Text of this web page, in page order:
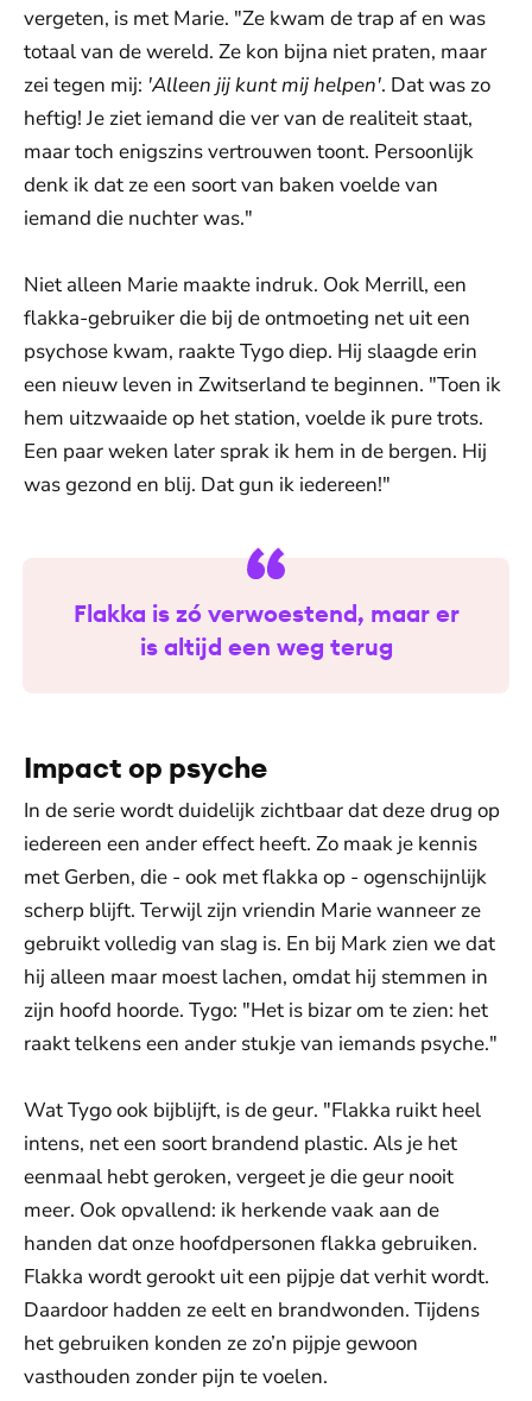
vergeten, is met Marie. "Ze kwam de trap af en was
totaal van de wereld. Ze kon bijna niet praten, maar
zei tegen mij: 'Alleen jij kunt mij helpen'. Dat was zo
heftig! Je ziet iemand die ver van de realiteit staat,
maar toch enigszins vertrouwen toont. Persoonlijk
denk ik dat ze een soort van baken voelde van
iemand die nuchter was."
Niet alleen Marie maakte indruk. Ook Merrill, een
flakka-gebruiker die bij de ontmoeting net uit een
psychose kwam, raakte Tygo diep. Hij slaagde erin
een nieuw leven in Zwitserland te beginnen. "Toen ik
hem uitzwaaide op het station, voelde ik pure trots.
Een paar weken later sprak ik hem in de bergen. Hij
was gezond en blij. Dat gun ik iedereen!"
Flakka is zó verwoestend, maar er
is altijd een weg terug
Impact op psyche
In de serie wordt duidelijk zichtbaar dat deze drug op
iedereen een ander effect heeft. Zo maak je kennis
met Gerben, die - ook met flakka op - ogenschijnlijk
scherp blijft. Terwijl zijn vriendin Marie wanneer ze
gebruikt volledig van slag is. En bij Mark zien we dat
hij alleen maar moest lachen, omdat hij stemmen in
zijn hoofd hoorde. Tygo: "Het is bizar om te zien: het
raakt telkens een ander stukje van iemands psyche."
Wat Tygo ook bijblijft, is de geur. "Flakka ruikt heel
intens, net een soort brandend plastic. Als je het
eenmaal hebt geroken, vergeet je die geur nooit
meer. Ook opvallend: ik herkende vaak aan de
handen dat onze hoofdpersonen flakka gebruiken.
Flakka wordt gerookt uit een pijpje dat verhit wordt.
Daardoor hadden ze eelt en brandwonden. Tijdens
het gebruiken konden ze zo’n pijpje gewoon
vasthouden zonder pijn te voelen.